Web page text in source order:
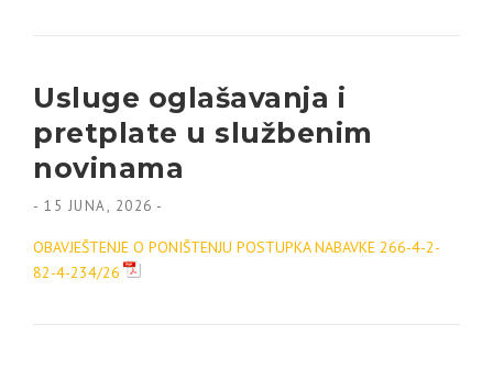
Usluge oglašavanja i
pretplate u službenim
novinama
- 15 JUNA, 2026 -
OBAVJEŠTENJE O PONIŠTENJU POSTUPKA NABAVKE 266-4-2-
82-4-234/26